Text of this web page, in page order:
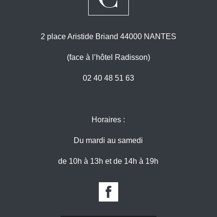
2 place Aristide Briand 44000 NANTES
(face à l’hôtel Radisson)
02 40 48 51 63
Horaires :
Du mardi au samedi
de 10h à 13h et de 14h à 19h